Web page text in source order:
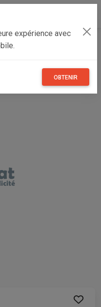
expérience avec
OBTENIR